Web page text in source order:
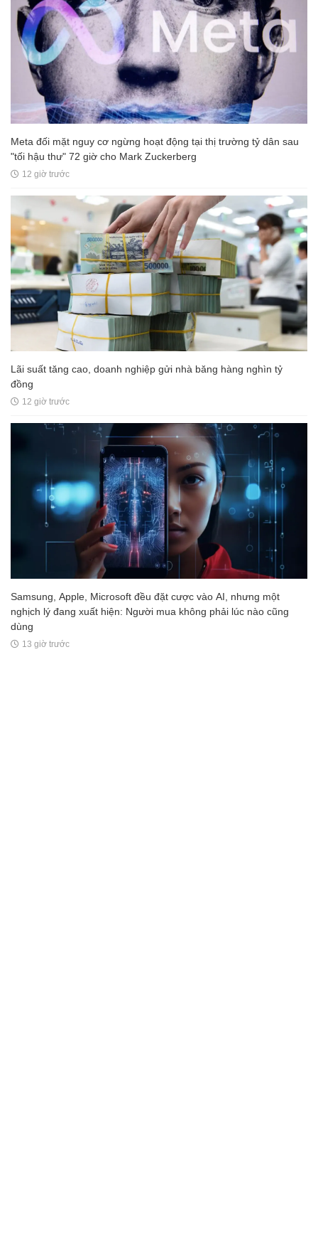
Meta đối mặt nguy cơ ngừng hoạt động tại thị trường tỷ dân sau
"tối hậu thư" 72 giờ cho Mark Zuckerberg
12 giờ trước
Lãi suất tăng cao, doanh nghiệp gửi nhà băng hàng nghìn tỷ
đồng
12 giờ trước
Samsung, Apple, Microsoft đều đặt cược vào AI, nhưng một
nghịch lý đang xuất hiện: Người mua không phải lúc nào cũng
dùng
13 giờ trước